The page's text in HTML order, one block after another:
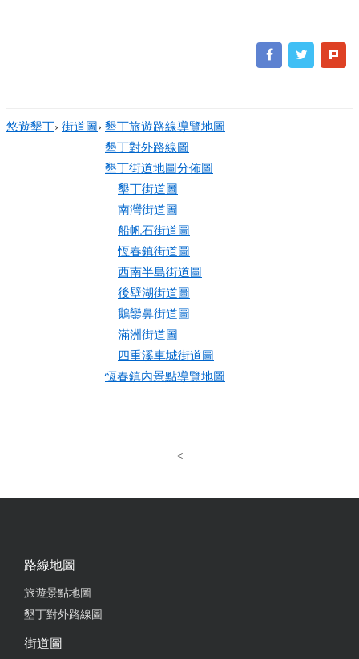
悠遊墾丁› 街道圖› 墾丁旅遊路線導覽地圖
墾丁對外路線圖
墾丁街道地圖分佈圖
墾丁街道圖
南灣街道圖
船帆石街道圖
恆春鎮街道圖
西南半島街道圖
後壁湖街道圖
鵝鑾鼻街道圖
滿洲街道圖
四重溪車城街道圖
恆春鎮內景點導覽地圖
<
路線地圖
旅遊景點地圖
墾丁對外路線圖
街道圖